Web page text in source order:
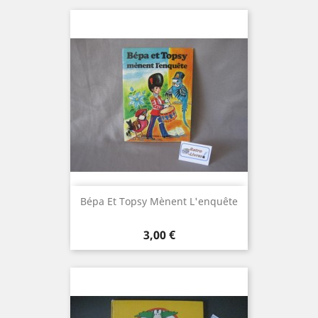
Bépa Et Topsy Mènent L'enquête
Prix
3,00 €